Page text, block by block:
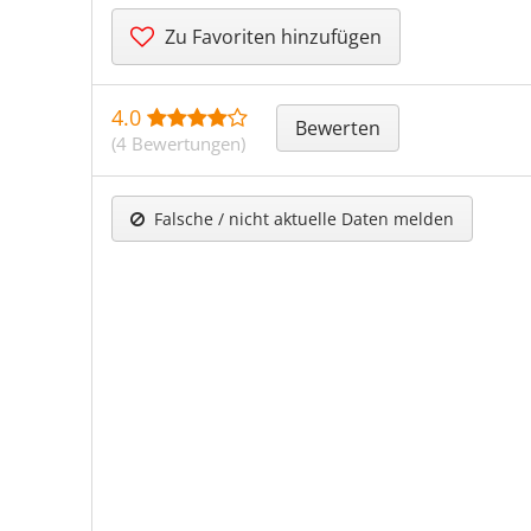
Zu Favoriten hinzufügen
4.0
(4 Bewertungen)
Bewerten
Falsche / nicht aktuelle Daten melden